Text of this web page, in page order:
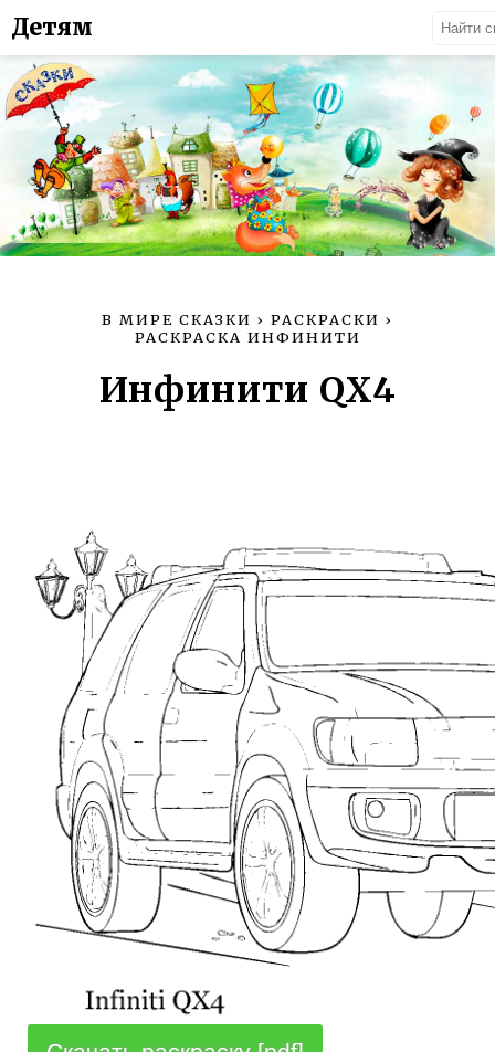
Детям
В МИРЕ СКАЗКИ › РАСКРАСКИ ›
РАСКРАСКА ИНФИНИТИ
Инфинити QX4